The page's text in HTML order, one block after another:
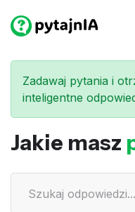
Zadawaj pytania i
inteligentne
Jakie masz